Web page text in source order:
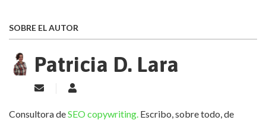
SOBRE EL AUTOR
Patricia D. Lara
Suscribirse a las actualizaciones
Patricia D. Lara
Consultora deSEO copywriting. Escribo, sobre todo, de